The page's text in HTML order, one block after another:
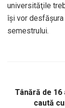
universităţile
îşi vor
semestrului.
Tânără de 16
caută